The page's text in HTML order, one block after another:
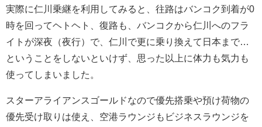
実際に仁川乗継を利用してみると、往路はバンコク到着が0
時を回ってヘトヘト、復路も、バンコクから仁川へのフラ
イトが深夜（夜行）で、仁川で更に乗り換えて日本まで…
ということをしないといけず、思った以上に体力も気力も
使ってしまいました。
スターアライアンスゴールドなので優先搭乗や預け荷物の
優先受け取りは使え、空港ラウンジもビジネスラウンジを